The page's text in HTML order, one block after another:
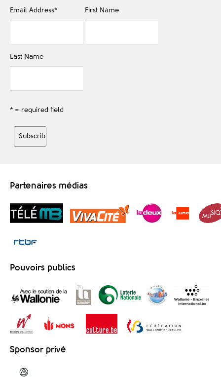
Email Address* First Name
Last Name
* = required field
Partenaires médias
Pouvoirs publics
Sponsor privé